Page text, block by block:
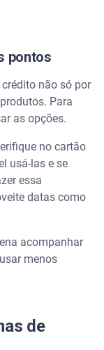
pontos
não só por
Para
as opções.
no cartão
usá-las e se
essa
datas como
acompanhar
menos
de